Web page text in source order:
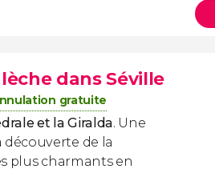
dans Séville
gratuite
et la Giralda. Une
de la
plus charmants en